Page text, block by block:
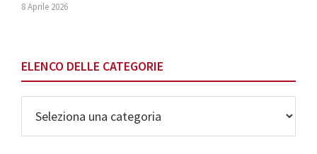
8 Aprile 2026
ELENCO DELLE CATEGORIE
delle
Categorie